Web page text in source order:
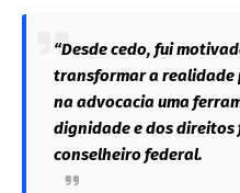
“Desde cedo, fui
transformar a realidade
na advocacia uma
dignidade e dos direitos
conselheiro federal.